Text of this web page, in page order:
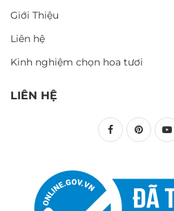
Giới Thiệu
Liên hệ
Kinh nghiệm chọn hoa tươi
LIÊN HỆ